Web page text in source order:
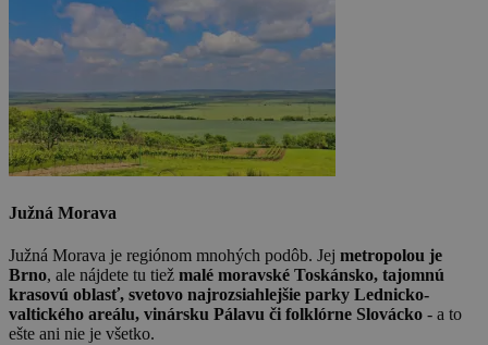
Južná Morava
Južná Morava je regiónom mnohých podôb. Jej metropolou je
Brno, ale nájdete tu tiež malé moravské Toskánsko, tajomnú
krasovú oblasť, svetovo najrozsiahlejšie parky Lednicko-
valtického areálu, vinársku Pálavu či folklórne Slovácko - a to
ešte ani nie je všetko.